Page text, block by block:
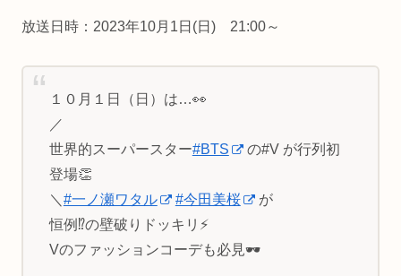
放送日時：2023年10月1日(日) 21:00～
１０月１日（日）は…👀
／
世界的スーパースター#BTS
の#V が行列初
登場👏
＼ #一ノ瀬ワタル #今田美桜
が
恒例⁉️の壁破りドッキリ⚡️
Vのファッションコーデも必見🕶️